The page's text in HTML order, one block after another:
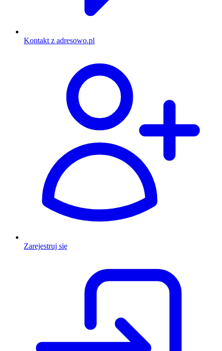
Kontakt z adresowo.pl
Zarejestruj się